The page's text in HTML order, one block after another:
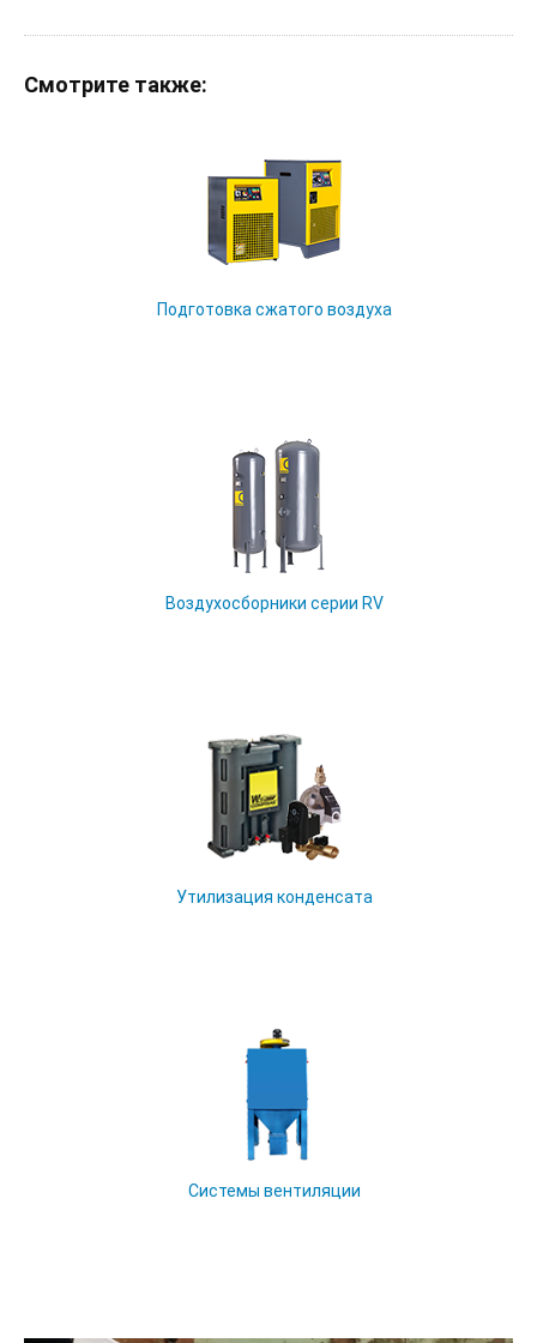
Смотрите также:
Подготовка сжатого воздуха
Воздухосборники серии RV
Утилизация конденсата
Системы вентиляции